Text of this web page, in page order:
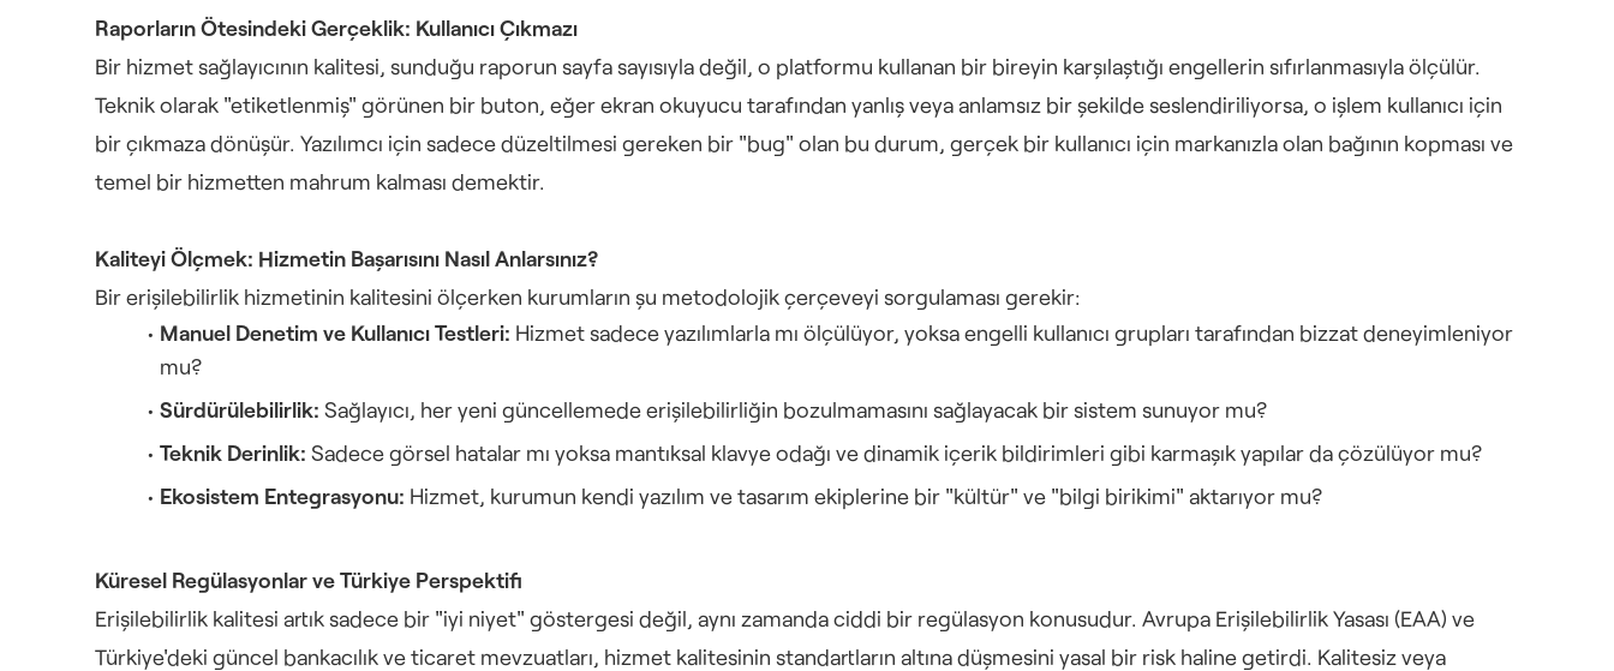
Raporların Ötesindeki Gerçeklik: Kullanıcı Çıkmazı
Bir hizmet sağlayıcının kalitesi, sunduğu raporun sayfa sayısıyla değil, o platformu kullanan bir bireyin karşılaştığı engellerin sıfırlanmasıyla ölçülür.
Teknik olarak "etiketlenmiş" görünen bir buton, eğer ekran okuyucu tarafından yanlış veya anlamsız bir şekilde seslendiriliyorsa, o işlem kullanıcı için
bir çıkmaza dönüşür. Yazılımcı için sadece düzeltilmesi gereken bir "bug" olan bu durum, gerçek bir kullanıcı için markanızla olan bağının kopması ve
temel bir hizmetten mahrum kalması demektir.
Kaliteyi Ölçmek: Hizmetin Başarısını Nasıl Anlarsınız?
Bir erişilebilirlik hizmetinin kalitesini ölçerken kurumların şu metodolojik çerçeveyi sorgulaması gerekir:
Manuel Denetim ve Kullanıcı Testleri: Hizmet sadece yazılımlarla mı ölçülüyor, yoksa engelli kullanıcı grupları tarafından bizzat deneyimleniyor
mu?
Sürdürülebilirlik: Sağlayıcı, her yeni güncellemede erişilebilirliğin bozulmamasını sağlayacak bir sistem sunuyor mu?
Teknik Derinlik: Sadece görsel hatalar mı yoksa mantıksal klavye odağı ve dinamik içerik bildirimleri gibi karmaşık yapılar da çözülüyor mu?
Ekosistem Entegrasyonu: Hizmet, kurumun kendi yazılım ve tasarım ekiplerine bir "kültür" ve "bilgi birikimi" aktarıyor mu?
Küresel Regülasyonlar ve Türkiye Perspektifi
Erişilebilirlik kalitesi artık sadece bir "iyi niyet" göstergesi değil, aynı zamanda ciddi bir regülasyon konusudur. Avrupa Erişilebilirlik Yasası (EAA) ve
Türkiye'deki güncel bankacılık ve ticaret mevzuatları, hizmet kalitesinin standartların altına düşmesini yasal bir risk haline getirdi. Kalitesiz veya